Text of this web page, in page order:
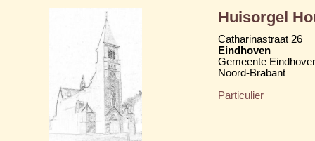
Huisorgel
Catharinastraat 26
Eindhoven
Gemeente
Noord-Brabant
Particulier